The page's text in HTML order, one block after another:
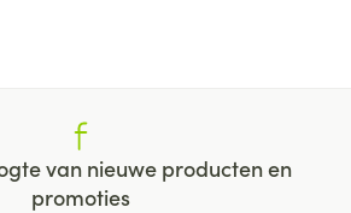
van nieuwe producten en
promoties